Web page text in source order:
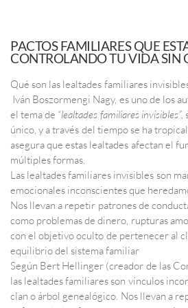
destino únicamente a partir de sus
embargo, la experiencia terapéutica y
de la psicología sistémica muestran una
profunda: gran parte de nuestras
por fuerzas invisibles que operan
CONTIENE EBOOK DIGITAL
EJERCICIOS CLAVES.
PACTOS FAMILIARES QUE
CONTROLANDO TU VIDA SIN
​Qué son las lealtades familiares
Iván Boszormengi Nagy, es uno de los
el tema de “lealtades familiares invisibles”,
único, y a través del tiempo se ha
asegura que estas lealtades afectan el
múltiples formas.
Las lealtades familiares invisibles son
emocionales inconscientes que
Nos llevan a repetir patrones de
como problemas de dinero, rupturas
con el objetivo oculto de pertenecer al
equilibrio del sistema familiar
Según Bert Hellinger (creador de las
las lealtades familiares son vínculos
clan o árbol genealógico. Nos llevan a